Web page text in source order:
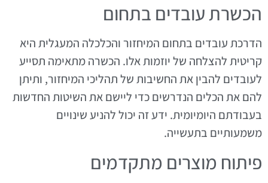
הכשרת עובדים בתחום
הדרכת עובדים בתחום המיחזור והכלכלה המעגלית היא
קריטית להצלחה של יוזמות אלו. הכשרה מתאימה תסייע
לעובדים להבין את החשיבות של תהליכי המיחזור, ותיתן
להם את הכלים הנדרשים כדי ליישם את השיטות החדשות
בעבודתם היומיומית. ידע זה יכול להניע שינויים
משמעותיים בתעשייה.
פיתוח מוצרים מתקדמים